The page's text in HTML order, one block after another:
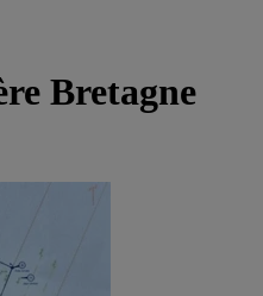
Bretagne